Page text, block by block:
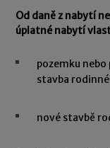
Od daně z nabytí
úplatné nabytí
pozemku
stavba
nové stavbě